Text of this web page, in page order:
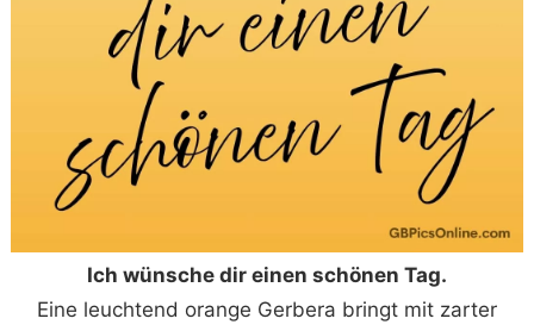
Ich wünsche dir einen schönen Tag.
Eine leuchtend orange Gerbera bringt mit zarter